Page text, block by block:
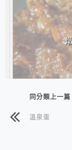
同分類上一篇
溫泉蛋